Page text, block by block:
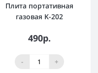
Плита портативная
газовая K-202
490р.
- +